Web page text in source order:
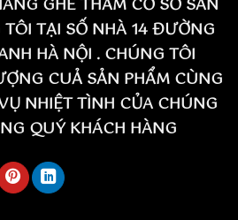
GHÉ THĂM CƠ SỎ SẢN
TẠI SỐ NHÀ 14 ĐƯỜNG
HÀ NỘI . CHÚNG TÔI
CUẢ SẢN PHẨM CÙNG
NHIỆT TÌNH CỦA CHÚNG
QUÝ KHÁCH HÀNG